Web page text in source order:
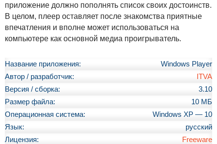
приложение должно пополнять список своих достоинств.
В целом, плеер оставляет после знакомства приятные
впечатления и вполне может использоваться на
компьютере как основной медиа проигрыватель.
Название приложения:
Windows Player
Автор / разработчик:
ITVA
Версия / сборка:
3.10
Размер файла:
10 МБ
Операционная система:
Windows XP — 10
Язык:
русский
Лицензия:
Freeware